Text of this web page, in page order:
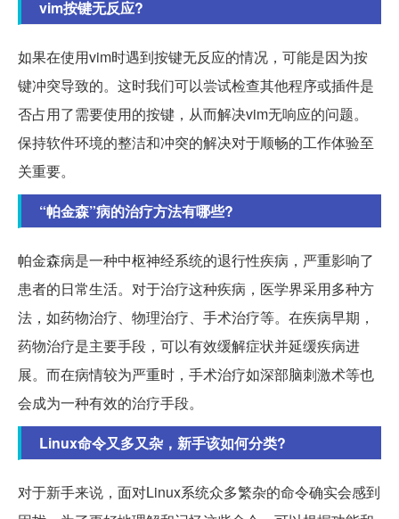
vim按键无反应?
如果在使用vim时遇到按键无反应的情况，可能是因为按
键冲突导致的。这时我们可以尝试检查其他程序或插件是
否占用了需要使用的按键，从而解决vim无响应的问题。
保持软件环境的整洁和冲突的解决对于顺畅的工作体验至
关重要。
“帕金森”病的治疗方法有哪些?
帕金森病是一种中枢神经系统的退行性疾病，严重影响了
患者的日常生活。对于治疗这种疾病，医学界采用多种方
法，如药物治疗、物理治疗、手术治疗等。在疾病早期，
药物治疗是主要手段，可以有效缓解症状并延缓疾病进
展。而在病情较为严重时，手术治疗如深部脑刺激术等也
会成为一种有效的治疗手段。
Linux命令又多又杂，新手该如何分类?
对于新手来说，面对Linux系统众多繁杂的命令确实会感到